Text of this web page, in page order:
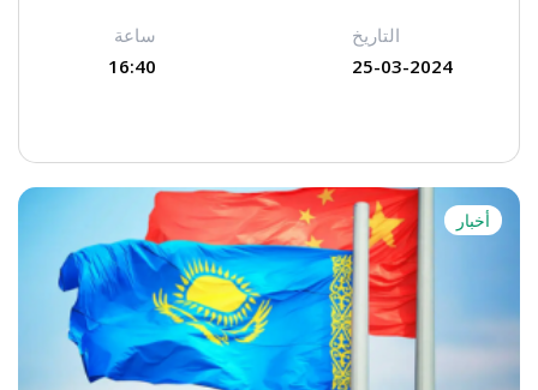
التاريخ
ساعة
25-03-2024
16:40
أخبار